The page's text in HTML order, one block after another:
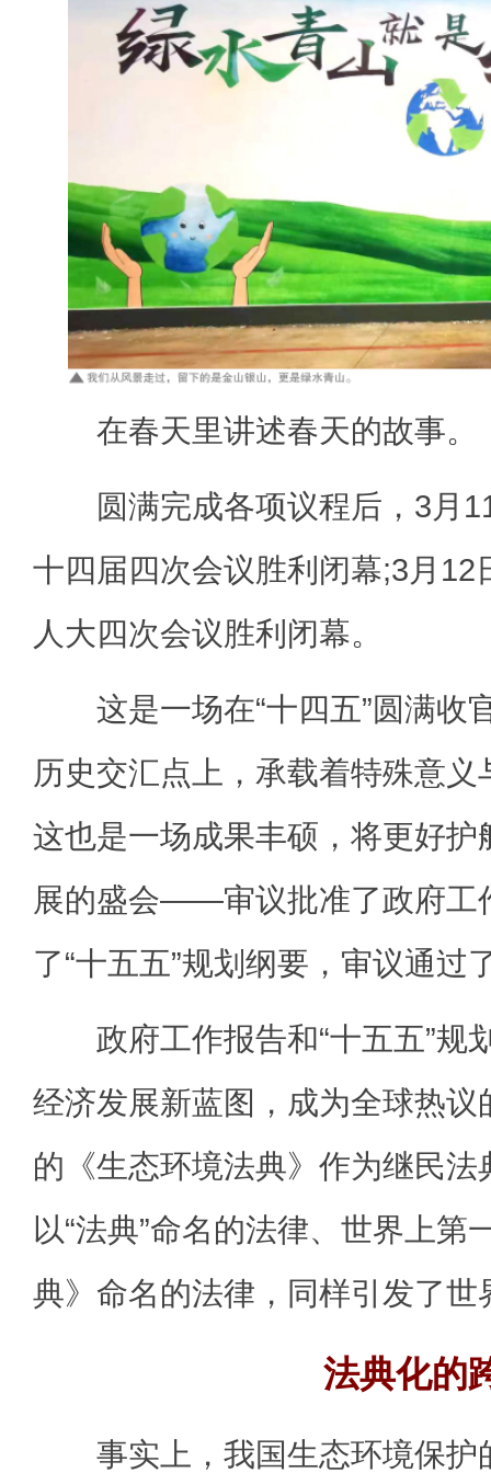
在春天里讲述春天的故事。
圆满完成各项议程后，3月
十四届四次会议胜利闭幕;3月12
人大四次会议胜利闭幕。
这是一场在“十四五”圆满收
历史交汇点上，承载着特殊意
这也是一场成果丰硕，将更好护
展的盛会——审议批准了政府工
了“十五五”规划纲要，审议通
政府工作报告和“十五五”规
经济发展新蓝图，成为全球热议
的《生态环境法典》作为继民法
以“法典”命名的法律、世界上第
典》命名的法律，同样引发了世
法典化的
事实上，我国生态环境保护